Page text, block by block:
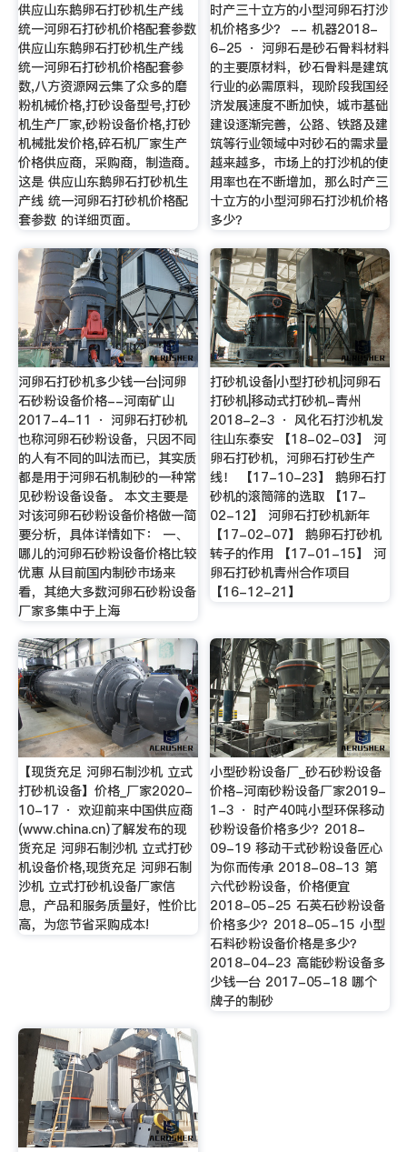
供应山东鹅卵石打砂机生产线
统一河卵石打砂机价格配套参数
供应山东鹅卵石打砂机生产线
统一河卵石打砂机价格配套参
数,八方资源网云集了众多的磨
粉机械价格,打砂设备型号,打砂
机生产厂家,砂粉设备价格,打砂
机械批发价格,碎石机厂家生产
价格供应商，采购商，制造商。
这是 供应山东鹅卵石打砂机生
产线 统一河卵石打砂机价格配
套参数 的详细页面。
时产三十立方的小型河卵石打沙
机价格多少？ -- 机器2018-
6-25 · 河卵石是砂石骨料材料
的主要原材料，砂石骨料是建筑
行业的必需原料，现阶段我国经
济发展速度不断加快，城市基础
建设逐渐完善，公路、铁路及建
筑等行业领域中对砂石的需求量
越来越多，市场上的打沙机的使
用率也在不断增加，那么时产三
十立方的小型河卵石打沙机价格
多少？
河卵石打砂机多少钱一台|河卵
石砂粉设备价格--河南矿山
2017-4-11 · 河卵石打砂机
也称河卵石砂粉设备，只因不同
的人有不同的叫法而已，其实质
都是用于河卵石机制砂的一种常
见砂粉设备设备。 本文主要是
对该河卵石砂粉设备价格做一简
要分析，具体详情如下： 一、
哪儿的河卵石砂粉设备价格比较
优惠 从目前国内制砂市场来
看，其绝大多数河卵石砂粉设备
厂家多集中于上海
打砂机设备|小型打砂机|河卵石
打砂机|移动式打砂机-青州
2018-2-3 · 风化石打沙机发
往山东泰安 【18-02-03】 河
卵石打砂机，河卵石打砂生产
线！ 【17-10-23】 鹅卵石打
砂机的滚筒筛的选取 【17-
02-12】 河卵石打砂机新年
【17-02-07】 鹅卵石打砂机
转子的作用 【17-01-15】 河
卵石打砂机青州合作项目
【16-12-21】
【现货充足 河卵石制沙机 立式
打砂机设备】价格_厂家2020-
10-17 · 欢迎前来中国供应商
(www.china.cn)了解发布的现
货充足 河卵石制沙机 立式打砂
机设备价格,现货充足 河卵石制
沙机 立式打砂机设备厂家信
息，产品和服务质量好，性价比
高，为您节省采购成本!
小型砂粉设备厂_砂石砂粉设备
价格-河南砂粉设备厂家2019-
1-3 · 时产40吨小型环保移动
砂粉设备价格多少？2018-
09-19 移动干式砂粉设备匠心
为你而传承 2018-08-13 第
六代砂粉设备，价格便宜
2018-05-25 石英石砂粉设备
价格多少？2018-05-15 小型
石料砂粉设备价格是多少？
2018-04-23 高能砂粉设备多
少钱一台 2017-05-18 哪个
牌子的制砂